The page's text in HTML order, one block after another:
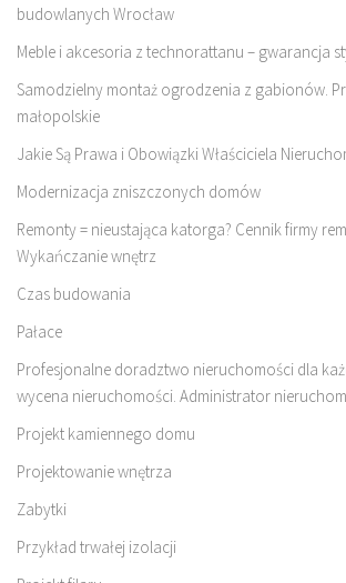
budowlanych Wrocław
Meble i akcesoria z technorattanu – gwarancja
Samodzielny montaż ogrodzenia z gabionów.
małopolskie
Jakie Są Prawa i Obowiązki Właściciela
Modernizacja zniszczonych domów
Remonty = nieustająca katorga? Cennik firmy
Wykańczanie wnętrz
Czas budowania
Pałace
Profesjonalne doradztwo nieruchomości dla
wycena nieruchomości. Administrator
Projekt kamiennego domu
Projektowanie wnętrza
Zabytki
Przykład trwałej izolacji